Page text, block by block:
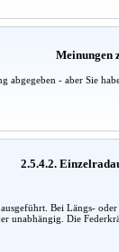
Meinungen
abgegeben - aber Sie
2.5.4.2.
Bei Längs-
unabhängig. Die